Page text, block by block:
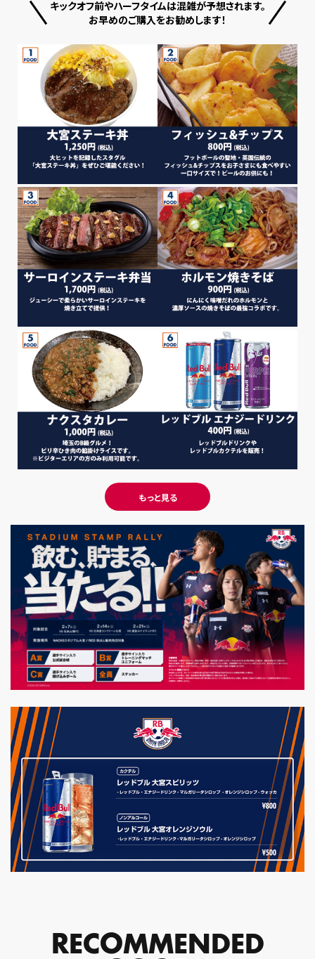
キックオフ前やハーフタイムは混雑が予想されます。
お早めのご購入をお勧めします！
もっと見る
RECOMMENDED